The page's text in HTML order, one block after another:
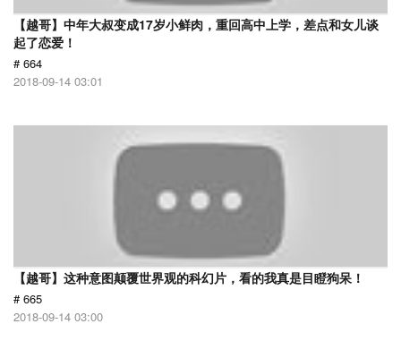
【越哥】中年大叔变成17岁小鲜肉，重回高中上学，差点和女儿谈
起了恋爱！
# 664
2018-09-14 03:01
【越哥】这种意图颠覆世界观的科幻片，看的我真是目瞪狗呆！
# 665
2018-09-14 03:00